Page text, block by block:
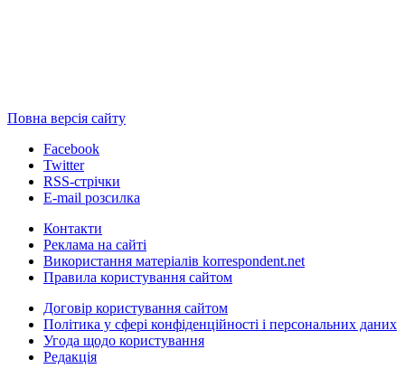
Повна версія сайту
Facebook
Twitter
RSS-стрічки
E-mail розсилка
Контакти
Реклама на сайті
Використання матеріалів korrespondent.net
Правила користування сайтом
Договір користування сайтом
Політика у сфері конфіденційності і персональних даних
Угода щодо користування
Редакція